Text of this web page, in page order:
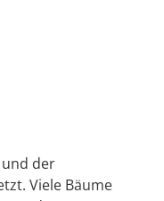
der
Viele Bäume